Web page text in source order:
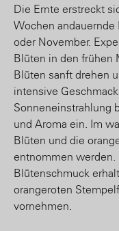
Die Ernte erstreckt
Wochen
oder November.
Blüten in den frühen
Blüten sanft drehen
intensive
Sonneneinstrahlung
und Aroma ein. Im
Blüten und die
entnommen
Blütenschmuck
orangeroten
vornehmen.